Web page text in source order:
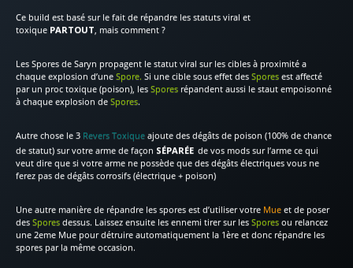
Ce build est basé sur le fait de répandre les statuts viral et
toxique PARTOUT mais comment ?
Les Spores de Saryn propagent le statut viral sur les cibles à proximité a
chaque explosion d’une Spore. Si une cible sous effet des Spores est affecté
par un proc toxique (poison), les Spores répandent aussi le staut empoisonné
à chaque explosion de Spores.
Autre chose le 3 Revers Toxique ajoute des dégâts de poison (100% de chance
de statut) sur votre arme de façon SÉPARÉE de vos mods sur l’arme ce qui
veut dire que si votre arme ne possède que des dégâts électriques vous ne
ferez pas de dégâts corrosifs (électrique + poison)
Une autre manière de répandre les spores est d’utiliser votre Mue et de poser
des Spores dessus. Laissez ensuite les ennemi tirer sur les Spores ou relancez
une 2eme Mue pour détruire automatiquement la 1ère et donc répandre les
spores par la même occasion.